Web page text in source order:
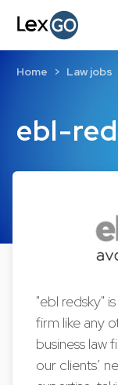
ebl-
Home Law jobs
"ebl redsky"
firm like any
business
our clients’